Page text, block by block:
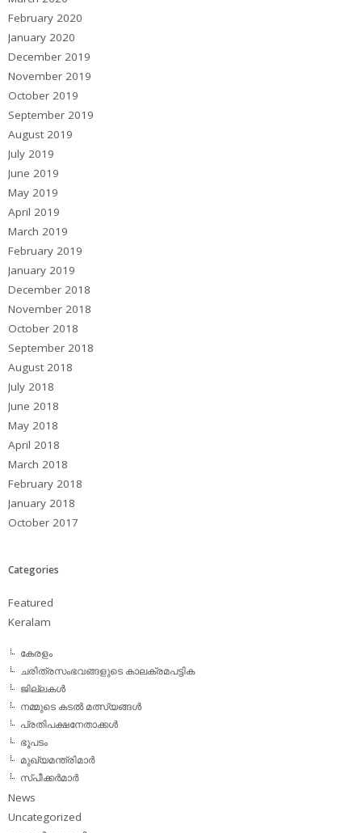
February 2020
January 2020
December 2019
November 2019
October 2019
September 2019
August 2019
July 2019
June 2019
May 2019
April 2019
March 2019
February 2019
January 2019
December 2018
November 2018
October 2018
September 2018
August 2018
July 2018
June 2018
May 2018
April 2018
March 2018
February 2018
January 2018
October 2017
Categories
Featured
Keralam
കേരളം
ചരിത്രസംഭവങ്ങളുടെ കാലക്രമപട്ടിക
ജില്ലകള്‍
നമ്മുടെ കടല്‍ മത്സ്യങ്ങള്‍
പ്രതിപക്ഷനേതാക്കള്‍
ഭൂപടം
മുഖ്യമന്ത്രിമാര്‍
സ്പീക്കര്‍മാര്‍
News
Uncategorized